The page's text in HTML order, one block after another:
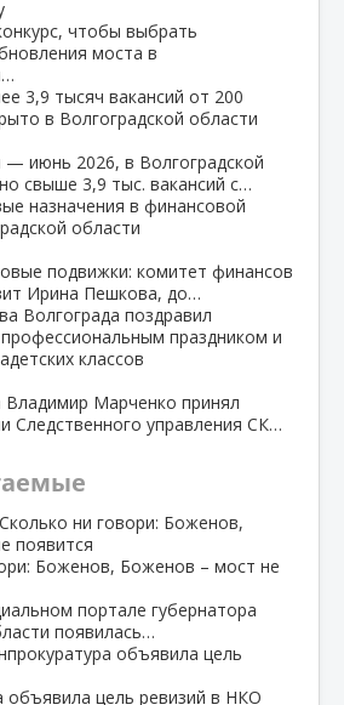
чтобы выбрать
моста в
3,9 тысяч вакансий от 200
в Волгоградской области
июнь 2026, в Волгоградской
свыше 3,9 тыс. вакансий с…
назначения в финансовой
области
подвижки: комитет финансов
Ирина Пешкова, до…
Волгограда поздравил
праздником и
классов
Владимир Марченко принял
Следственного управления СК…
Сколько ни говори: Боженов,
появится
портале губернатора
появилась…
объявила цель